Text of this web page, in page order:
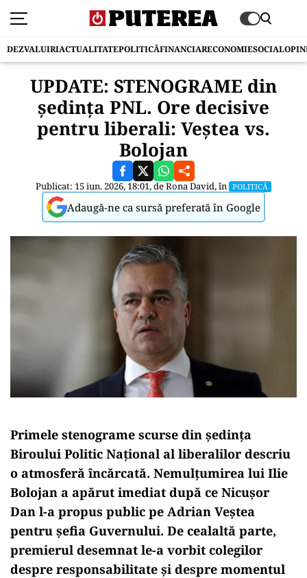
DEZVALUIRIACTUALITATEPOLITICĂFINANCIARECONOMIESOCIAL
UPDATE: STENOGRAME din
ședința PNL. Ore decisive
pentru liberali: Veștea vs.
Bolojan
Publicat: 15 iun. 2026, 18:01, deRona David, în POLITICĂ
Adaugă-ne ca sursă preferată în Google
Primele stenograme scurse din ședința
Biroului Politic Național al liberalilor descriu
o atmosferă încărcată. Nemulțumirea lui Ilie
Bolojan a apărut imediat după ce Nicușor
Dan l-a propus public pe Adrian Veștea
pentru șefia Guvernului. De cealaltă parte,
premierul desemnat le-a vorbit colegilor
despre responsabilitate și despre momentul